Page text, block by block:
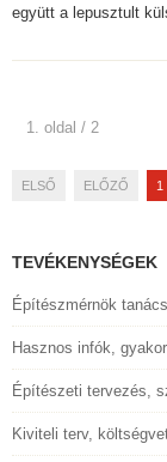
együtt a lepusztult
1. oldal / 2
ELSŐ ELŐZŐ 1
TEVÉKENYSÉGEK
Építészmérnök
Hasznos infók,
Építészeti tervezés,
Kiviteli terv,